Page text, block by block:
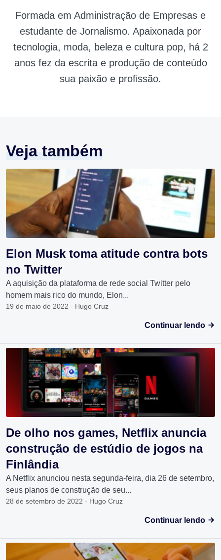
Formada em Administração de Empresas e
estudante de Jornalismo. Apaixonada por
tecnologia, moda, beleza e cultura pop, há 2
anos fez da escrita e produção de conteúdo
sua paixão e profissão.
Veja também
Elon Musk toma atitude contra bots
no Twitter
A aquisição da plataforma de rede social Twitter pelo
homem mais rico do mundo, Elon...
19 de maio de 2022 - Hugo Cruz
Continuar lendo
De olho nos games, Netflix anuncia
construção de estúdio de jogos na
Finlândia
A Netflix anunciou nesta segunda-feira, dia 26 de setembro,
seus planos de construção de seu...
28 de setembro de 2022 - Hugo Cruz
Continuar lendo